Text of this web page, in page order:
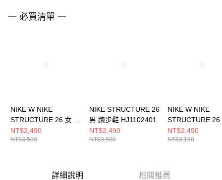
４．使用「AFTEE先享後付」時，將依據個別帳號之用戶狀況，依本公司即
一 必買清單 一
NIKE W NIKE
STRUCTURE 26 女 跑
步鞋 HJ1101103
NT$2,490
NT$3,500
NIKE STRUCTURE 26
男 跑步鞋 HJ1102401
NT$2,490
NT$3,500
NIKE W NIKE
STRUCTURE 26
步鞋 HJ1101102
NT$2,490
NT$3,150
詳細說明 相關推薦